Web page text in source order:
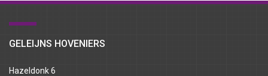
GELEIJNS HOVENIERS
Hazeldonk 6